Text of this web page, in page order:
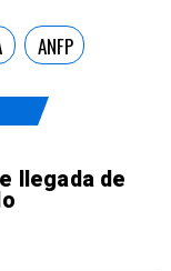
llegada de
ANFP